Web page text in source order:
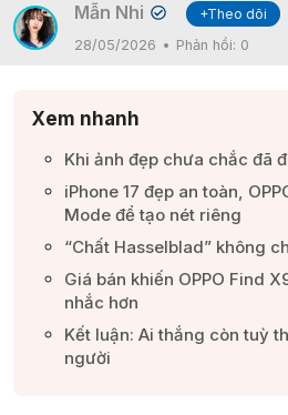
Mẫn Nhi ✔
+Theo dõi
28/05/2026
Phản hồi: 0
Xem nhanh
Khi ảnh đẹp chưa chắc đã
iPhone 17 đẹp an toàn,
Mode để tạo nét riêng​
“Chất Hasselblad” không
Giá bán khiến OPPO Find
nhắc hơn​
Kết luận: Ai thắng còn tuỳ
người​